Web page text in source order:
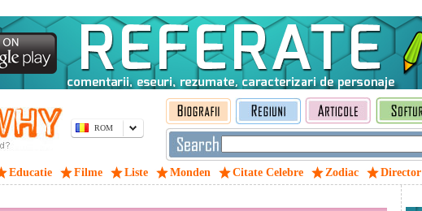
ROM
Educatie Filme Liste Monden Citate Celebre Zodiac Director